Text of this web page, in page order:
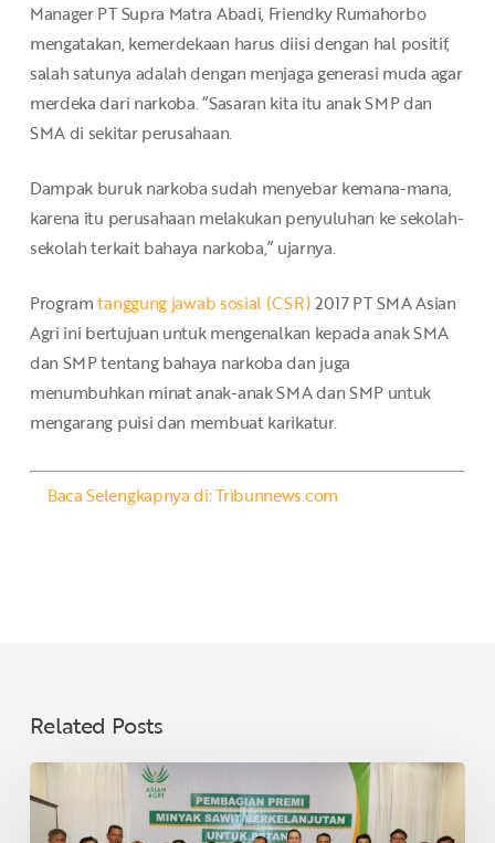
Manager PT Supra Matra Abadi, Friendky Rumahorbo
mengatakan, kemerdekaan harus diisi dengan hal positif,
salah satunya adalah dengan menjaga generasi muda agar
merdeka dari narkoba. “Sasaran kita itu anak SMP dan
SMA di sekitar perusahaan.
Dampak buruk narkoba sudah menyebar kemana-mana,
karena itu perusahaan melakukan penyuluhan ke sekolah-
sekolah terkait bahaya narkoba,” ujarnya.
Programtanggung jawab sosial (CSR)2017 PT SMA Asian
Agri ini bertujuan untuk mengenalkan kepada anak SMA
dan SMP tentang bahaya narkoba dan juga
menumbuhkan minat anak-anak SMA dan SMP untuk
mengarang puisi dan membuat karikatur.
Baca Selengkapnya di: Tribunnews.com
Related Posts
Asian
Agri
Bagikan